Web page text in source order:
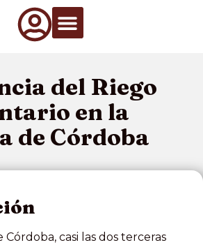
del Riego
en la
de Córdoba
Córdoba, casi las dos terceras